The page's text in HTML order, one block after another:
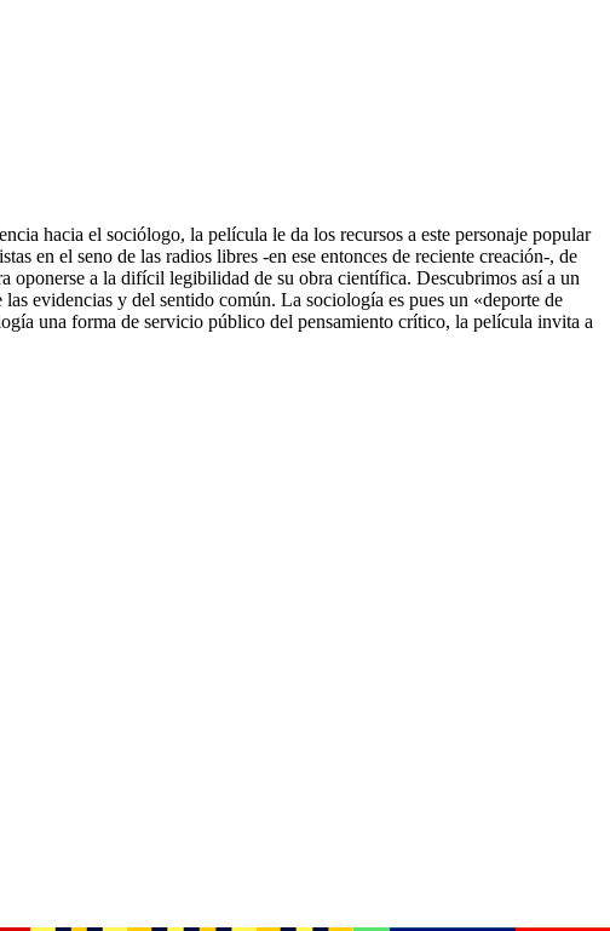
hacia el sociólogo, la película le da los recursos a este personaje popular
en el seno de las radios libres -en ese entonces de reciente creación-, de
oponerse a la difícil legibilidad de su obra científica. Descubrimos así a un
evidencias y del sentido común. La sociología es pues un «deporte de
una forma de servicio público del pensamiento crítico, la película invita a